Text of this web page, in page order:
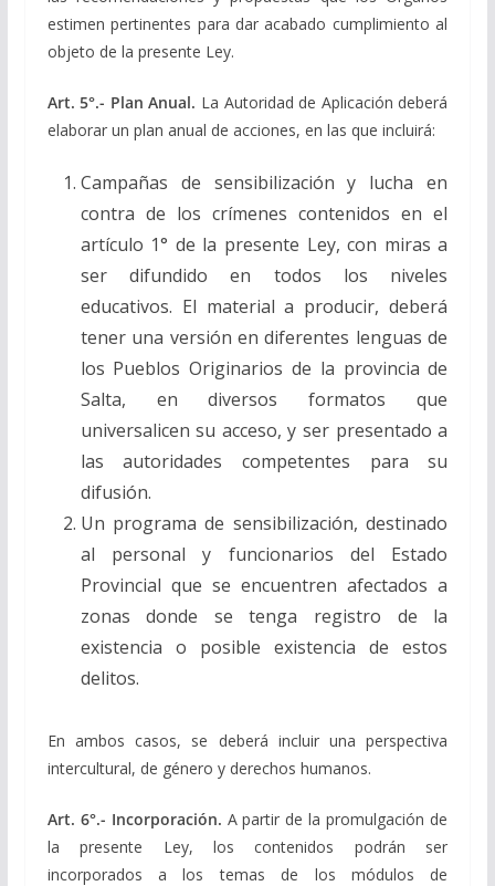
estimen pertinentes para dar acabado cumplimiento al
objeto de la presente Ley.
Art. 5°.- Plan Anual. La Autoridad de Aplicación deberá
elaborar un plan anual de acciones, en las que incluirá:
Campañas de sensibilización y lucha en
contra de los crímenes contenidos en el
artículo 1° de la presente Ley, con miras a
ser difundido en todos los niveles
educativos. El material a producir, deberá
tener una versión en diferentes lenguas de
los Pueblos Originarios de la provincia de
Salta, en diversos formatos que
universalicen su acceso, y ser presentado a
las autoridades competentes para su
difusión.
Un programa de sensibilización, destinado
al personal y funcionarios del Estado
Provincial que se encuentren afectados a
zonas donde se tenga registro de la
existencia o posible existencia de estos
delitos.
En ambos casos, se deberá incluir una perspectiva
intercultural, de género y derechos humanos.
Art. 6°.- Incorporación. A partir de la promulgación de
la presente Ley, los contenidos podrán ser
incorporados a los temas de los módulos de